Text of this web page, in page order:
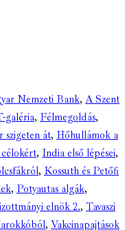
Nemzeti Bank, A Szent
galéria, Félmegoldás,
szigeten át, Hőhullámok a
, India első lépései,
, Kossuth és Petőfi
, Potyautas algák,
elnök 2., Tavaszi
, Vakcinapajtások